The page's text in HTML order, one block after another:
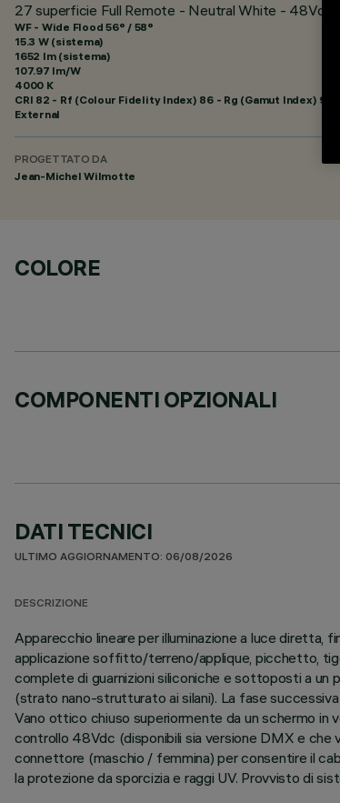
27 superficie Full Remote - Neutral White - 48Vdc
WF - Wide Flood 56° / 58°
15.3 W (sistema)
1652 lm (sistema)
107.97 lm/W
4000 K
CRI 82 - Rf (Colour Fidelity Index) 86 - Rg (Gamut Index) 95
External
PROGETTATO DA
Jean-Michel Wilmotte
COLORE
COMPONENTI OPZIONALI
DATI TECNICI
ULTIMO AGGIORNAMENTO: 06/08/2026
DESCRIZIONE
Apparecchio lineare per illuminazione a luce diretta,
applicazione soffitto/terreno/applique, picchetto,
complete di guarnizioni siliconiche e sottoposti a
(strato nano-strutturato ai silani). La fase
Vano ottico chiuso superiormente da un schermo
controllo 48Vdc (disponibili sia versione DMX e
connettore (maschio / femmina) per consentire il
la protezione da sporcizia e raggi UV. Provvisto di